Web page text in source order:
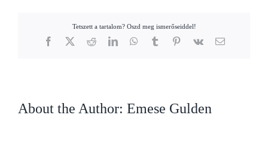
Tetszett a tartalom? Oszd meg ismerőseiddel!
Facebook
X RedditLinkedInWhatsApp
TumblrPinterest
Vk Email
About the Author: Emese Gulden